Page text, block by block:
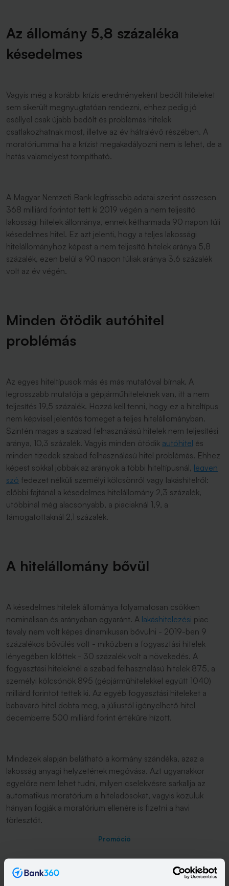
Az állomány 5,8 százaléka
késedelmes
Vagyis még a korábbi krízis eredményeként bedőlt hiteleket
sem sikerült megnyugtatóan rendezni, ehhez pedig jó
eséllyel csak újabb bedőlt és problémás hitelek
csatlakozhatnak most, illetve az év hátralévő részében. A
moratóriummal ha a krízist megakadályozni nem is lehet, de a
hatás valamelyest tompítható.
A Magyar Nemzeti Bank legfrissebb adatai szerint összesen
368 milliárd forintot tett ki 2019 végén a nem teljesítő
lakossági hitelek állománya, ennek kétharmada 90 napon túli
késedelmes hitel. Ez azt jelenti, hogy a teljes lakossági
hitelállományhoz képest a nem teljesítő hitelek aránya 5,8
százalék, ezen belül a 90 napon túliak aránya 3,6 százalék
volt az év végén.
Minden ötödik autóhitel
problémás
Az egyes hiteltípusok más és más mutatóval bírnak. A
legrosszabb mutatója a gépjárműhiteleknek van, itt a nem
teljesítés 19,5 százalék. Hozzá kell tenni, hogy ez a hiteltípus
nem képvisel jelentős tömeget a teljes hitelállományban.
Szintén magas a szabad felhasználású hitelek nem teljesítési
aránya, 10,3 százalék. Vagyis minden ötödik autóhitel és
minden tizedek szabad felhasználású hitel problémás. Ehhez
képest sokkal jobbak az arányok a többi hiteltípusnál, legyen
szó fedezet nélküli személyi kölcsönről vagy lakáshitelről:
előbbi fajtánál a késedelmes hitelállomány 2,3 százalék,
utóbbinál még alacsonyabb, a piaciaknál 1,9, a
támogatottaknál 2,1 százalék.
A hitelállomány bővül
A késedelmes hitelek állománya folyamatosan csökken
nominálisan és arányában egyaránt. A lakáshitelezési piac
tavaly nem volt képes dinamikusan bővülni - 2019-ben 9
százalékos bővülés volt - miközben a fogyasztási hitelek
lényegében kilőttek - 30 százalék volt a növekedés. A
fogyasztási hiteleknél a szabad felhasználású hitelek 875, a
személyi kölcsönök 895 (gépjárműhitelekkel együtt 1040)
milliárd forintot tettek ki. Az egyéb fogyasztási hiteleket a
babaváró hitel dobta meg, a júliustól igényelhető hitel
decemberre 500 milliárd forint értékűre hízott.
Mindezek alapján belátható a kormány szándéka, azaz a
lakosság anyagi helyzetének megóvása. Azt ugyanakkor
egyelőre nem lehet tudni, milyen cselekvésre sarkallja az
automatikus moratórium a hiteladósokat, vagyis közülük
hányan fogják a moratórium ellenére is fizetni a havi
törlesztőt.
Promóció
Kapcsolódó címkék